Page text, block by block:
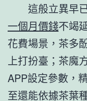
這般立異早
一個月價錢不竭
花費場景，茶多
上打扮臺；茶魔
APP設定參數，
至還能依據茶葉